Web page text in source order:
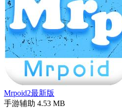
Mrpoid2最新版
手游辅助 4.53 MB